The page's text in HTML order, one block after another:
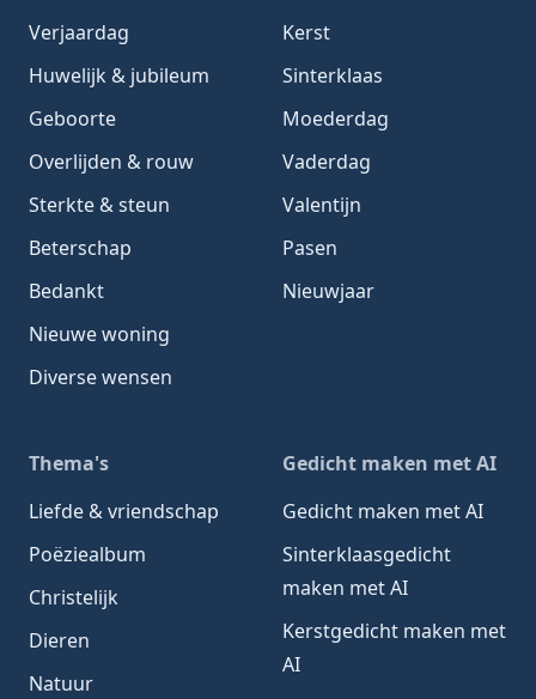
Verjaardag
Huwelijk & jubileum
Geboorte
Overlijden & rouw
Sterkte & steun
Beterschap
Bedankt
Nieuwe woning
Diverse wensen
Kerst
Sinterklaas
Moederdag
Vaderdag
Valentijn
Pasen
Nieuwjaar
Thema's
Liefde & vriendschap
Poëziealbum
Christelijk
Dieren
Natuur
Gedicht maken met AI
Gedicht maken met AI
Sinterklaasgedicht
maken met AI
Kerstgedicht maken met
AI